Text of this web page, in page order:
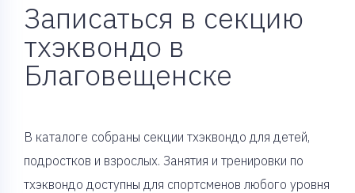
Записаться в секцию
тхэквондо в
Благовещенске
В каталоге собраны секции тхэквондо для детей,
подростков и взрослых. Занятия и тренировки по
тхэквондо доступны для спортсменов любого уровня